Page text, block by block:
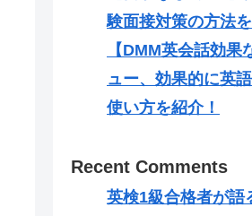
験面接対策の方法を
【DMM英会話効
ュー、効果的に英
使い方を紹介！
Recent Comments
英検1級合格者が